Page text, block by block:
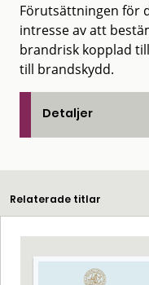
Förutsättningen för
intresse av att
brandrisk kopplad
till brandskydd.
Detaljer
Relaterade titlar